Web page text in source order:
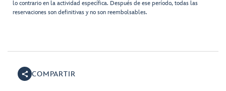
lo contrario en la actividad específica. Después de ese período, todas las
reservaciones son definitivas y no son reembolsables.
COMPARTIR